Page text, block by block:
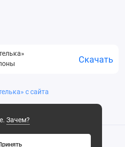
Зачем?
Скачать
с сайта